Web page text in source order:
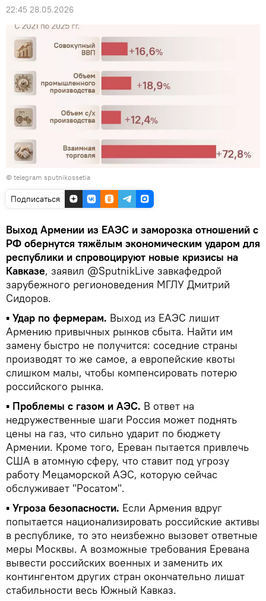
22:45 28.05.2026
© telegram sputnikossetia
Подписаться
Выход Армении из ЕАЭС и заморозка отношений с
РФ обернутся тяжёлым экономическим ударом для
республики и спровоцируют новые кризисы на
Кавказе, заявил @SputnikLive завкафедрой
зарубежного регионоведения МГЛУ Дмитрий
Сидоров.
▪ Удар по фермерам. Выход из ЕАЭС лишит
Армению привычных рынков сбыта. Найти им
замену быстро не получится: соседние страны
производят то же самое, а европейские квоты
слишком малы, чтобы компенсировать потерю
российского рынка.
▪ Проблемы с газом и АЭС. В ответ на
недружественные шаги Россия может поднять
цены на газ, что сильно ударит по бюджету
Армении. Кроме того, Ереван пытается привлечь
США в атомную сферу, что ставит под угрозу
работу Мецаморской АЭС, которую сейчас
обслуживает "Росатом".
▪ Угроза безопасности. Если Армения вдруг
попытается национализировать российские активы
в республике, то это неизбежно вызовет ответные
меры Москвы. А возможные требования Еревана
вывести российских военных и заменить их
контингентом других стран окончательно лишат
стабильности весь Южный Кавказ.